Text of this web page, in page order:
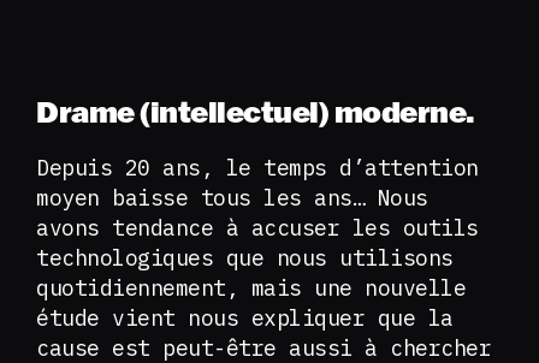
Drame (intellectuel) moderne.
Depuis 20 ans, le temps d’attention
moyen baisse tous les ans… Nous
avons tendance à accuser les outils
technologiques que nous utilisons
quotidiennement, mais une nouvelle
étude vient nous expliquer que la
cause est peut-être aussi à chercher